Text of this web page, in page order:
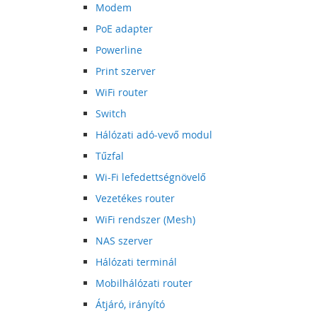
Modem
PoE adapter
Powerline
Print szerver
WiFi router
Switch
Hálózati adó-vevő modul
Tűzfal
Wi-Fi lefedettségnövelő
Vezetékes router
WiFi rendszer (Mesh)
NAS szerver
Hálózati terminál
Mobilhálózati router
Átjáró, irányító